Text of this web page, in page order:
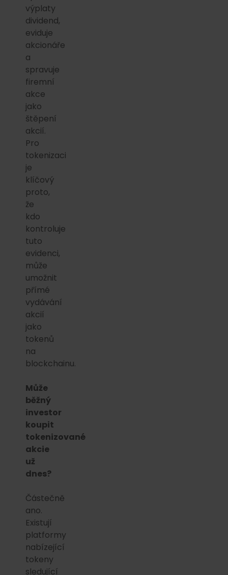
výplaty
dividend,
eviduje
akcionáře
a
spravuje
firemní
akce
jako
štěpení
akcií.
Pro
tokenizaci
je
klíčový
proto,
že
kdo
kontroluje
tuto
evidenci,
může
umožnit
přímé
vydávání
akcií
jako
tokenů
na
blockchainu.
Může
běžný
investor
koupit
tokenizované
akcie
už
dnes?
Částečně
ano.
Existují
platformy
nabízející
tokeny
sledující